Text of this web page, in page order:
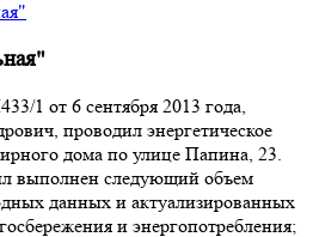
1 от 6 сентября 2013 года,
проводил энергетическое
дома по улице Папина, 23.
выполнен следующий объем
данных и актуализированных
и энергопотребления;